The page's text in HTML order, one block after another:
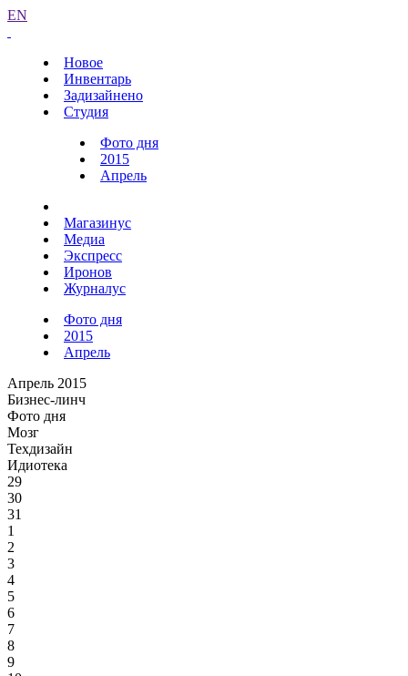
EN
Новое
Инвентарь
Задизайнено
Студия
Фото дня
2015
Апрель
Магазинус
Медиа
Экспресс
Иронов
Журналус
Фото дня
2015
Апрель
Апрель 2015
Бизнес-линч
Фото дня
Мозг
Техдизайн
Идиотека
29
30
31
1
2
3
4
5
6
7
8
9